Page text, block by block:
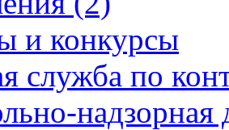
и конкурсы
служба по
надзорная